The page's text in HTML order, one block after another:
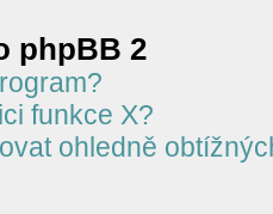
phpBB 2
funkce X?
ohledně